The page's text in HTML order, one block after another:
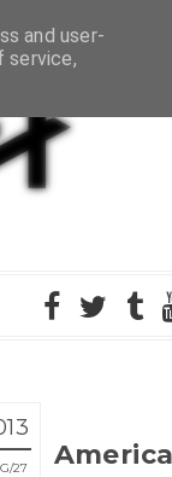
27
and user-
service,